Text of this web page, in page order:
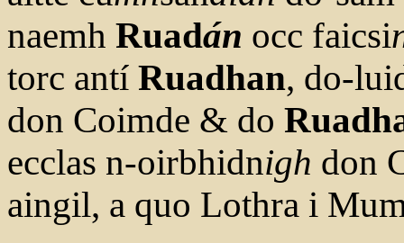
naemh Ruadán occ faicsi
torc antí Ruadhan, do-
don Coimde & do
ecclas n-oirbhidnigh don
aingil, a quo Lothra i